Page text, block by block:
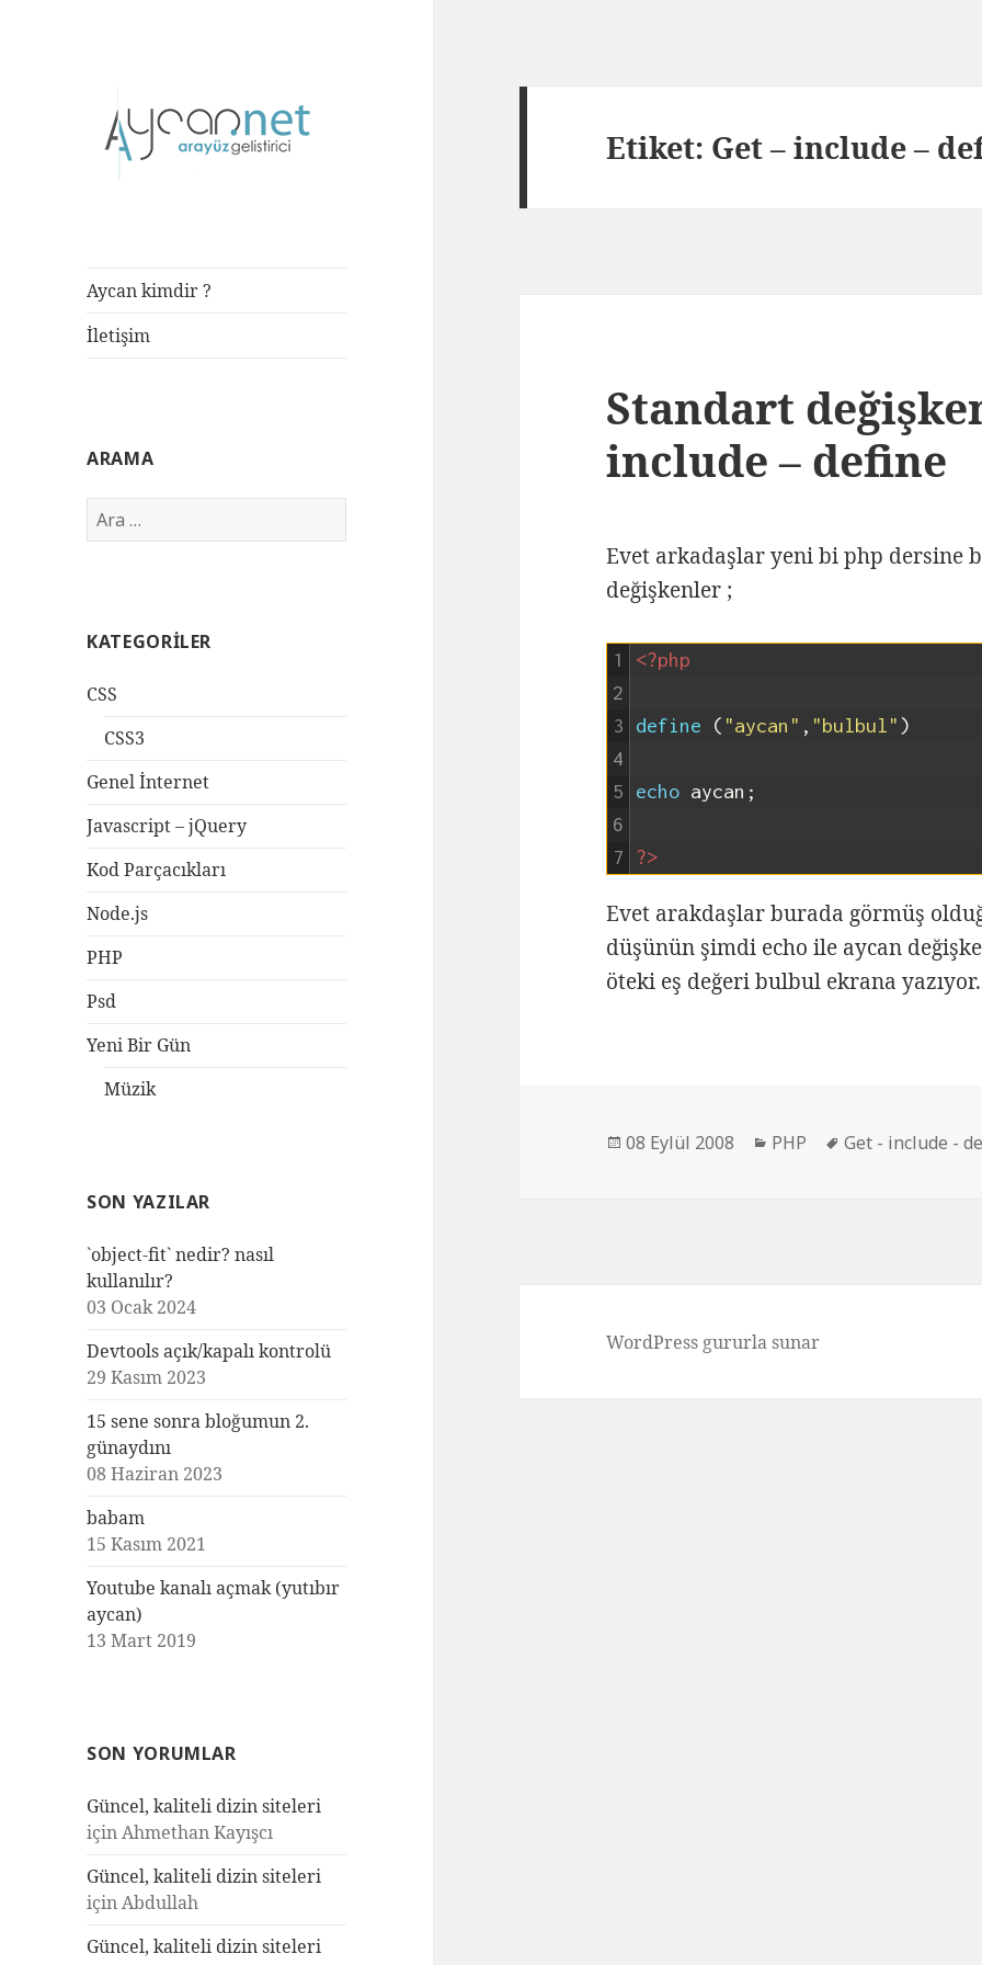
Aycan kimdir ?
İletişim
ARAMA
Arama:
KATEGORILER
CSS
CSS3
Genel İnternet
Javascript – jQuery
Kod Parçacıkları
Node.js
PHP
Psd
Yeni Bir Gün
Müzik
SON YAZILAR
`object-fit` nedir? nasıl
kullanılır?
03 Ocak 2024
Devtools açık/kapalı kontrolü
29 Kasım 2023
15 sene sonra bloğumun 2.
günaydını
08 Haziran 2023
babam
15 Kasım 2021
Youtube kanalı açmak (yutıbır
aycan)
13 Mart 2019
SON YORUMLAR
Güncel, kaliteli dizin siteleri
içinAhmethan Kayışcı
Güncel, kaliteli dizin siteleri
içinAbdullah
Güncel, kaliteli dizin siteleri
Etiket: Get – include –
Standart
include – define
Evet arkadaşlar yeni bi php dersine
değişkenler ;
1
2
3
4
5
6
7
<?php
define ( "aycan" , "bulbul")
echo aycan ;
?>
Evet arakdaşlar burada görmüş
düşünün şimdi echo ile aycan
öteki eş değeri bulbul ekrana yazıyor.
Yayın
08 Eylül 2008 Kategoriler
PHP Etiketler
Get - include -
WordPress gururla sunar